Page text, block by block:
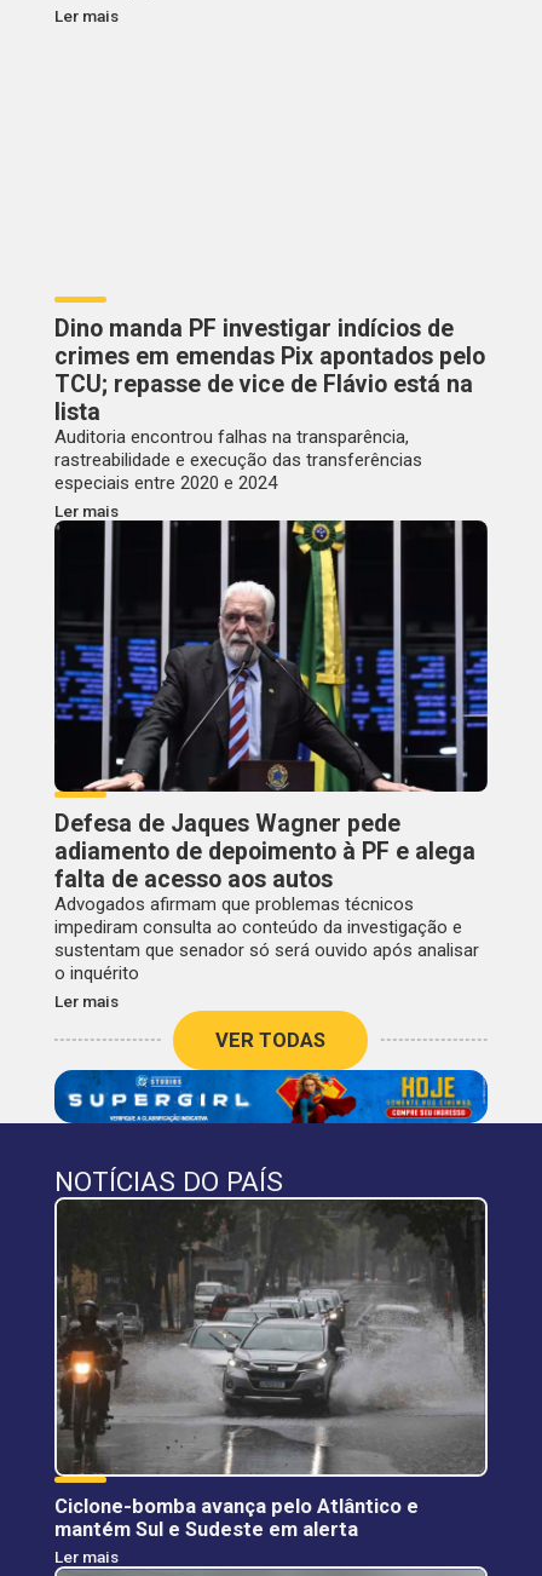
Ler mais
Dino manda PF investigar indícios de
crimes em emendas Pix apontados pelo
TCU; repasse de vice de Flávio está na
lista
Auditoria encontrou falhas na transparência,
rastreabilidade e execução das transferências
especiais entre 2020 e 2024
Ler mais
Defesa de Jaques Wagner pede
adiamento de depoimento à PF e alega
falta de acesso aos autos
Advogados afirmam que problemas técnicos
impediram consulta ao conteúdo da investigação e
sustentam que senador só será ouvido após analisar
o inquérito
Ler mais
VER TODAS
NOTÍCIAS DO PAÍS
Ciclone-bomba avança pelo Atlântico e
mantém Sul e Sudeste em alerta
Ler mais